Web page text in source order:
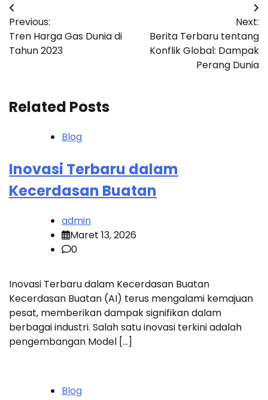
Navigasi
pos
Previous:
Tren Harga Gas Dunia di
Tahun 2023
Next:
Berita Terbaru tentang
Konflik Global: Dampak
Perang Dunia
Related Posts
Blog
Inovasi Terbaru dalam
Kecerdasan Buatan
admin
Maret 13, 2026
0
Inovasi Terbaru dalam Kecerdasan Buatan
Kecerdasan Buatan (AI) terus mengalami kemajuan
pesat, memberikan dampak signifikan dalam
berbagai industri. Salah satu inovasi terkini adalah
pengembangan Model […]
Blog